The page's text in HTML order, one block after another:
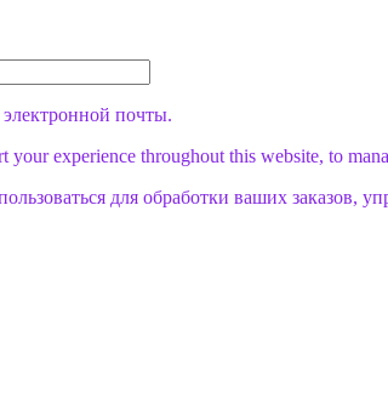
почты.
your experience throughout this website, to
для обработки ваших заказов,